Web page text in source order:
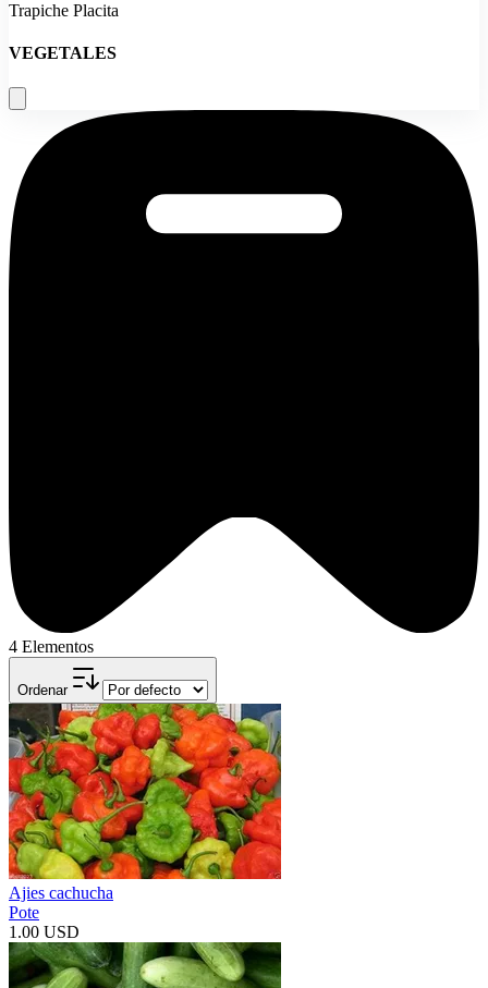
Trapiche Placita
VEGETALES
4 Elementos
Ordenar
Ajies cachucha
Pote
1.00 USD